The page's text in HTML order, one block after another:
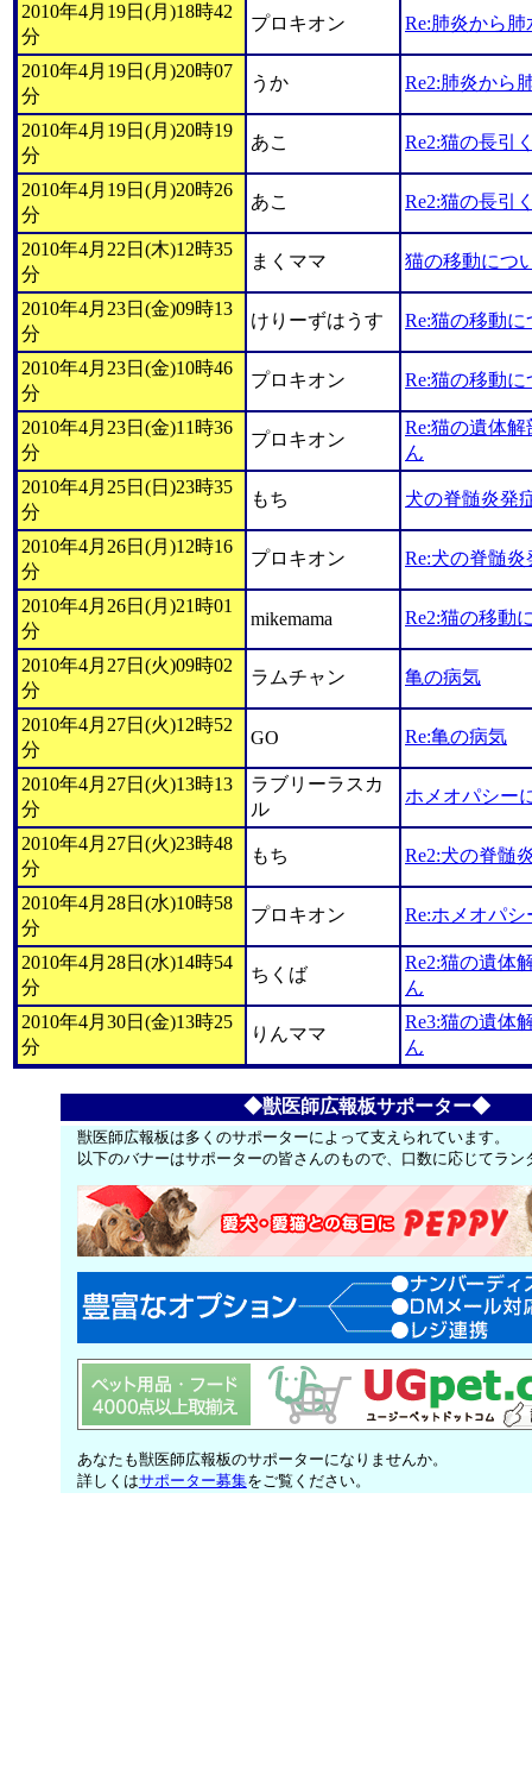
2010年4月19日(月)18時42
分
プロキオン Re:肺炎から肺
2010年4月19日(月)20時07
分
うか Re2:肺炎から
2010年4月19日(月)20時19
分
あこ Re2:猫の長引
2010年4月19日(月)20時26
分
あこ Re2:猫の長引
2010年4月22日(木)12時35
分
まくママ 猫の移動につ
2010年4月23日(金)09時13
分
けりーずはうす Re:猫の移動に
2010年4月23日(金)10時46
分
プロキオン Re:猫の移動に
2010年4月23日(金)11時36
分
プロキオン
Re:猫の遺体
ん
2010年4月25日(日)23時35
分
もち 犬の脊髄炎発
2010年4月26日(月)12時16
分
プロキオン Re:犬の脊髄
2010年4月26日(月)21時01
分
mikemama Re2:猫の移動
2010年4月27日(火)09時02
分
ラムチャン 亀の病気
2010年4月27日(火)12時52
分
GO Re:亀の病気
2010年4月27日(火)13時13
分
ラブリーラスカ
ル
ホメオパシー
2010年4月27日(火)23時48
分
もち Re2:犬の脊髄
2010年4月28日(水)10時58
分
プロキオン Re:ホメオパ
2010年4月28日(水)14時54
分
ちくば
Re2:猫の遺体
ん
2010年4月30日(金)13時25
分
りんママ
Re3:猫の遺体
ん
◆獣医師広報板サポーター◆
獣医師広報板は多くのサポーターによって支えられています。
以下のバナーはサポーターの皆さんのもので、口数に応じてラ
あなたも獣医師広報板のサポーターになりませんか。
詳しくはサポーター募集をご覧ください。